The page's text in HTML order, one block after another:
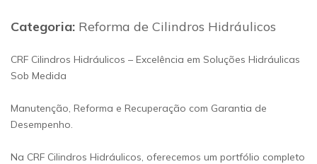
Categoria: Reforma de Cilindros Hidráulicos
CRF Cilindros Hidráulicos – Excelência em Soluções Hidráulicas
Sob Medida
Manutenção, Reforma e Recuperação com Garantia de
Desempenho.
Na CRF Cilindros Hidráulicos, oferecemos um portfólio completo